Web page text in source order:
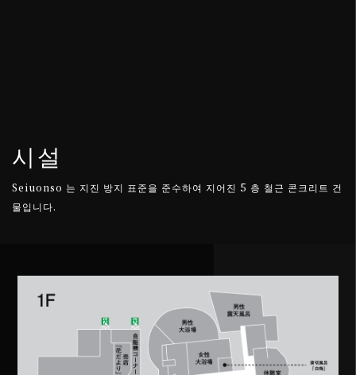
시설
Seiuonso 는 지진 방지 표준을 준수하여 지어진 5 층 철근 콘크리트 건
물입니다.